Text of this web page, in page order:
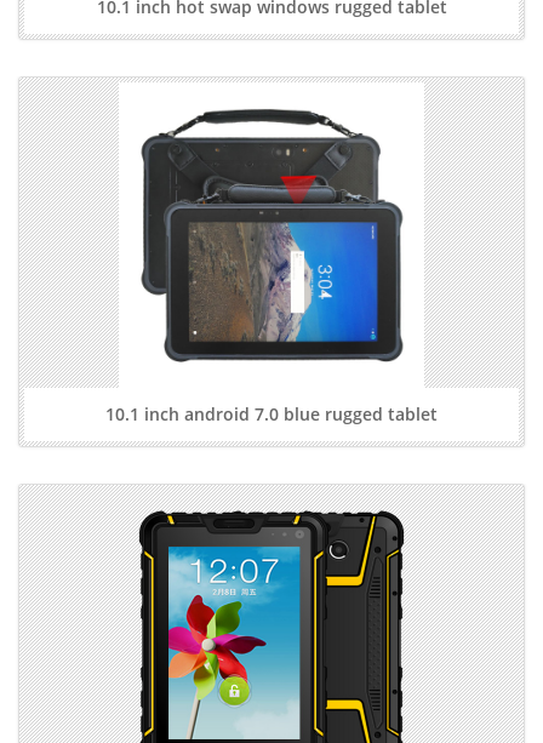
10.1 inch hot swap windows rugged tablet
10.1 inch android 7.0 blue rugged tablet